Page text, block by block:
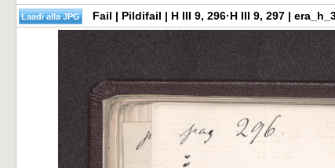
Fail | Pildifail | H III 9, 296·H III 9, 297 |